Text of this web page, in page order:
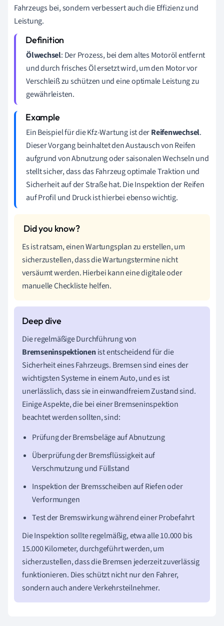
Fahrzeugs bei, sondern verbessert auch die Effizienz und
Leistung.
Ölwechsel: Der Prozess, bei dem altes Motoröl entfernt
und durch frisches Öl ersetzt wird, um den Motor vor
Verschleiß zu schützen und eine optimale Leistung zu
gewährleisten.
Ein Beispiel für die Kfz-Wartung ist derReifenwechsel.
Dieser Vorgang beinhaltet den Austausch von Reifen
aufgrund von Abnutzung oder saisonalen Wechseln und
stellt sicher, dass das Fahrzeug optimale Traktion und
Sicherheit auf der Straße hat. Die Inspektion der Reifen
auf Profil und Druck ist hierbei ebenso wichtig.
Es ist ratsam, einen Wartungsplan zu erstellen, um
sicherzustellen, dass die Wartungstermine nicht
versäumt werden. Hierbei kann eine digitale oder
manuelle Checkliste helfen.
Die regelmäßige Durchführung von
Bremseninspektionenist entscheidend für die
Sicherheit eines Fahrzeugs. Bremsen sind eines der
wichtigsten Systeme in einem Auto, und es ist
unerlässlich, dass sie in einwandfreiem Zustand sind.
Einige Aspekte, die bei einer Bremseninspektion
beachtet werden sollten, sind:
Prüfung der Bremsbeläge auf Abnutzung
Überprüfung der Bremsflüssigkeit auf
Verschmutzung und Füllstand
Inspektion der Bremsscheiben auf Riefen oder
Verformungen
Test der Bremswirkung während einer Probefahrt
Die Inspektion sollte regelmäßig, etwa alle 10.000 bis
15.000 Kilometer, durchgeführt werden, um
sicherzustellen, dass die Bremsen jederzeit zuverlässig
funktionieren. Dies schützt nicht nur den Fahrer,
sondern auch andere Verkehrsteilnehmer.